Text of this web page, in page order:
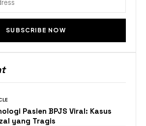
SUBSCRIBE NOW
Pasien BPJS Viral: Kasus
yang Tragis